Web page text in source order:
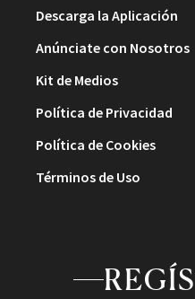
Descarga la Aplicación
Anúnciate con Nosotros
Kit de Medios
Política de Privacidad
Política de Cookies
Términos de Uso